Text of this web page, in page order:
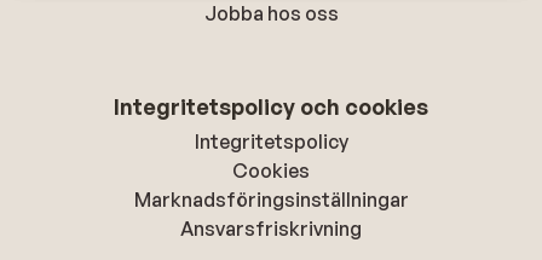
Jobba hos oss
Integritetspolicy och cookies
Integritetspolicy
Cookies
Marknadsföringsinställningar
Ansvarsfriskrivning